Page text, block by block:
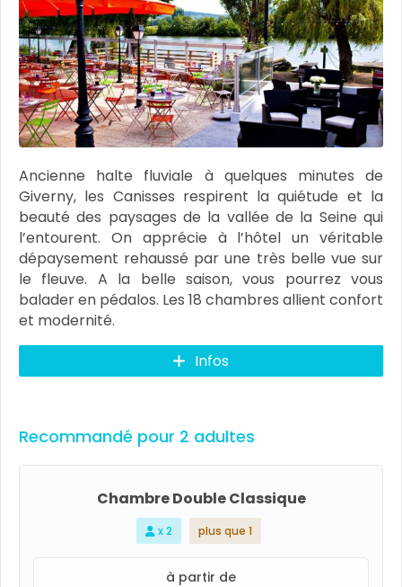
Ancienne halte fluviale à quelques minutes de
Giverny, les Canisses respirent la quiétude et la
beauté des paysages de la vallée de la Seine qui
l’entourent. On apprécie à l’hôtel un véritable
dépaysement rehaussé par une très belle vue sur
le fleuve. A la belle saison, vous pourrez vous
balader en pédalos. Les 18 chambres allient confort
et modernité.
Infos
Recommandé pour 2 adultes
Chambre Double Classique
x 2 plus que 1
à partir de